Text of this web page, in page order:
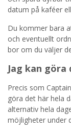
datum på kaféer
Du kommer bara
och eventuellt
bor om du väljer
Jag kan
Precis som
göra det här hela
alternativ hela
möjligheter under